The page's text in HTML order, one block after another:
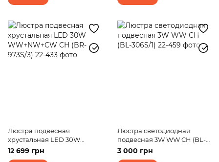
Люстра подвесная
хрустальная LED 30W
WW+NW+CW CH (BR-973S/3)
12 699 грн
Люстра светодиодная
подвесная 3W WW CH (BL-
306S/1)
3 000 грн